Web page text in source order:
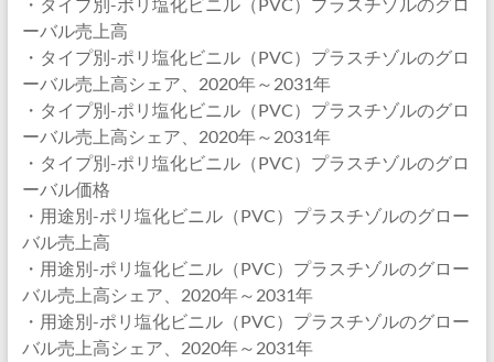
ーバル売上高
・タイプ別-ポリ塩化ビニル（PVC）プラスチゾルのグロ
ーバル売上高シェア、2020年～2031年
・タイプ別-ポリ塩化ビニル（PVC）プラスチゾルのグロ
ーバル売上高シェア、2020年～2031年
・タイプ別-ポリ塩化ビニル（PVC）プラスチゾルのグロ
ーバル価格
・用途別-ポリ塩化ビニル（PVC）プラスチゾルのグロー
バル売上高
・用途別-ポリ塩化ビニル（PVC）プラスチゾルのグロー
バル売上高シェア、2020年～2031年
・用途別-ポリ塩化ビニル（PVC）プラスチゾルのグロー
バル売上高シェア、2020年～2031年